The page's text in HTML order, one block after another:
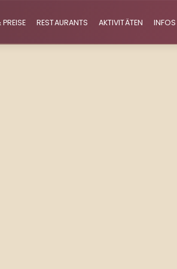
RESTAURANTS AKTIVITÄTEN INFOS